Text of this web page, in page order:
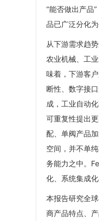
“能否做出产品
品已广泛分化
从下游需求趋
农业机械、工
味着，下游客
断性、数字接
成，工业自动
可重复性提出
配、单阀产品
空间，并不单
务能力之中。
化、系统集成
本报告研究全
商产品特点、